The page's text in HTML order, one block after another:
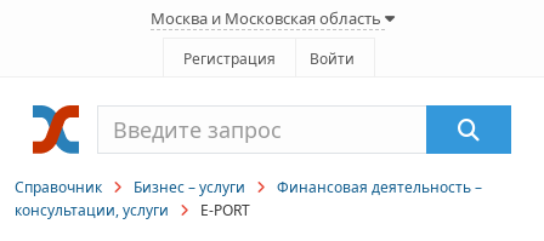
Москва и Московская область
Регистрация Войти
Справочник Бизнес – услуги
Финансовая деятельность –
консультации, услуги
E-PORT